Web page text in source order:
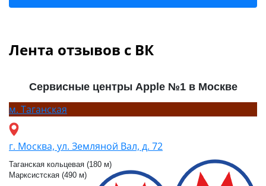
Лента отзывов с ВК
Сервисные центры Apple №1 в Москве
м. Таганская
г. Москва, ул. Земляной Вал, д. 72
Таганская кольцевая (180 м)
Марксистская (490 м)